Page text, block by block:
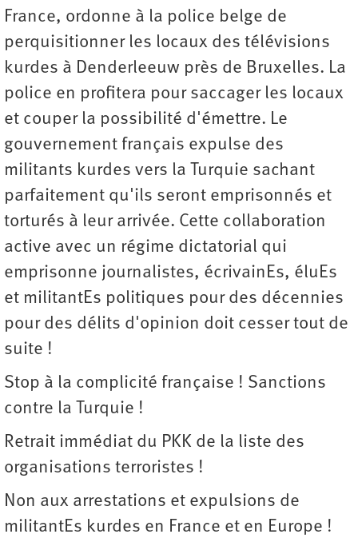
France, ordonne à la police belge de
perquisitionner les locaux des télévisions
kurdes à Denderleeuw près de Bruxelles. La
police en profitera pour saccager les locaux
et couper la possibilité d'émettre. Le
gouvernement français expulse des
militants kurdes vers la Turquie sachant
parfaitement qu'ils seront emprisonnés et
torturés à leur arrivée. Cette collaboration
active avec un régime dictatorial qui
emprisonne journalistes, écrivainEs, éluEs
et militantEs politiques pour des décennies
pour des délits d'opinion doit cesser tout de
suite !
Stop à la complicité française ! Sanctions
contre la Turquie !
Retrait immédiat du PKK de la liste des
organisations terroristes !
Non aux arrestations et expulsions de
militantEs kurdes en France et en Europe !